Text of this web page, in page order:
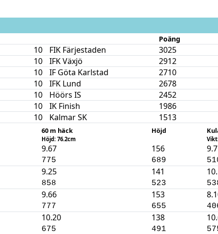
Poäng
10 FIK Färjestaden 3025
10 IFK Växjö 2912
10 IF Göta Karlstad 2710
10 IFK Lund 2678
10 Höörs IS 2452
10 IK Finish 1986
10 Kalmar SK 1513
60 m häck
Höjd: 76.2cm
Höjd
9.67
775
156
689
9.25
858
141
523
9.66
777
153
655
10.20
675
138
491